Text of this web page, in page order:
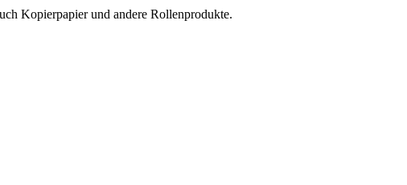
Kopierpapier und andere Rollenprodukte.